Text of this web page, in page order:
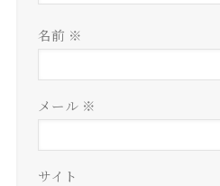
名前 ※
メール ※
サイト